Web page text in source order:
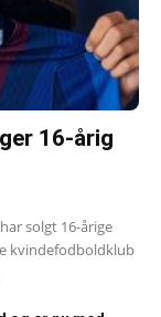
16-årig
solgt 16-årige
kvindefodboldklub